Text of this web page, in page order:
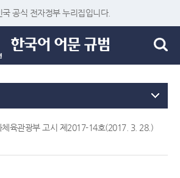
공식 전자정부 누리집입니다.
육관광부 고시 제2017-14호(2017. 3. 28.)